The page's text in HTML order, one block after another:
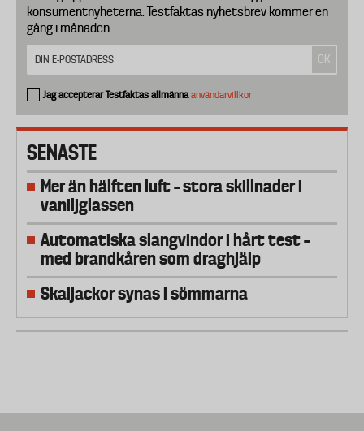
konsumentnyheterna. Testfaktas nyhetsbrev kommer en
gång i månaden.
Jag accepterar Testfaktas allmännaanvändarvillkor
SENASTE
Mer än hälften luft – stora skillnader i
vaniljglassen
Automatiska slangvindor i hårt test –
med brandkåren som draghjälp
Skaljackor synas i sömmarna